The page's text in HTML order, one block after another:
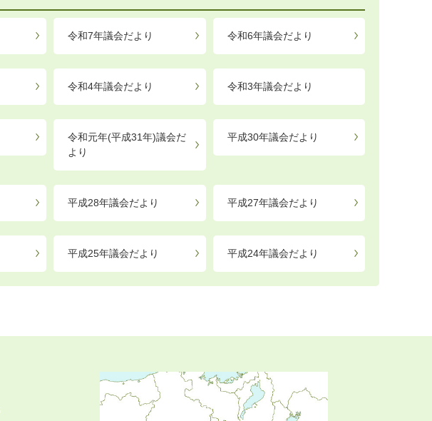
令和7年議会だより 令和6年議会だより
令和4年議会だより 令和3年議会だより
令和元年(平成31年)議会だ
より
平成30年議会だより
平成28年議会だより 平成27年議会だより
平成25年議会だより 平成24年議会だより